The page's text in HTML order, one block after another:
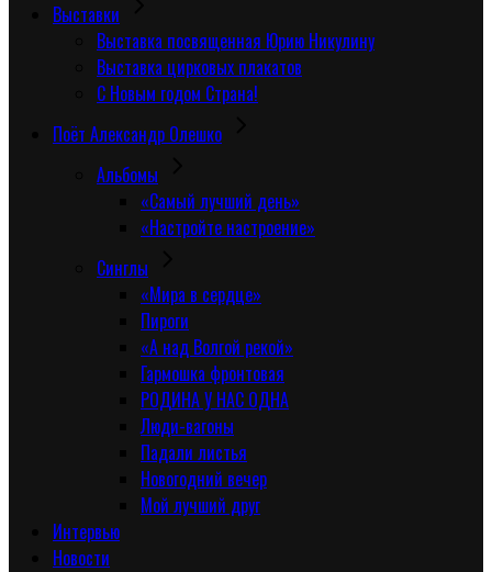
Выставки
Выставка посвященная Юрию Никулину
Выставка цирковых плакатов
С Новым годом Страна!
Поёт Александр Олешко
Альбомы
«Самый лучший день»
«Настройте настроение»
Синглы
«Мира в сердце»
Пироги
«А над Волгой рекой»
Гармошка фронтовая
РОДИНА У НАС ОДНА
Люди-вагоны
Падали листья
Новогодний вечер
Мой лучший друг
Интервью
Новости